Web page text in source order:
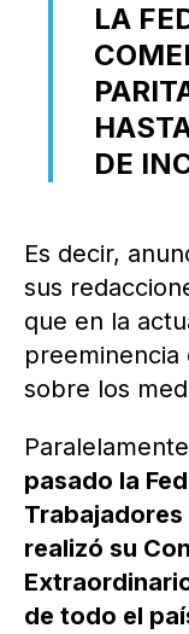
LA
DE
Es decir,
sus
que en la
preeminencia
sobre los
pasado la
Trabajadores
realizó su
de todo el